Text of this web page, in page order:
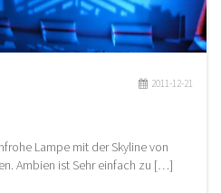
2011-12-21
Lampe mit der Skyline von
Ambien ist Sehr einfach zu […]